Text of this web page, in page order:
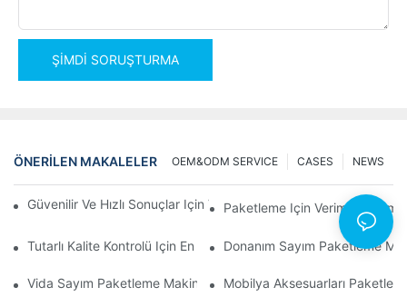
ŞIMDI SORUŞTURMA
ÖNERILEN MAKALELER NEWS
CASES
OEM&ODM SERVICE
Güvenilir Ve Hızlı Sonuçlar Için Vida Sayım Paketleme Makineleri
Paketleme Için Verimli
Tutarlı Kalite Kontrolü Için En İyi Donanım Paketleme Makineleri
Donanım Sayım Paketleme
Vida Sayım Paketleme Makineleri: Verimli Paketleme İçin En İyi
Mobilya Aksesuarları